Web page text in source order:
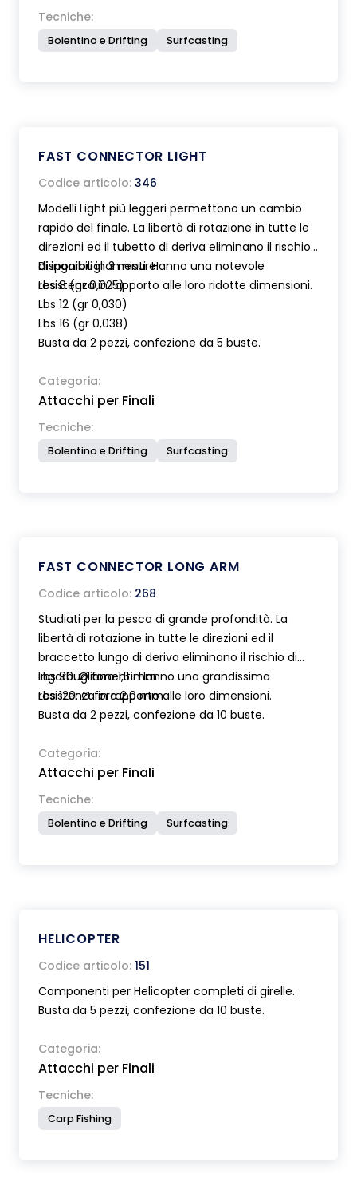
Tecniche:
Bolentino e Drifting Surfcasting
FAST CONNECTOR LIGHT
Codice articolo: 346
Modelli Light più leggeri permettono un cambio
rapido del finale. La libertà di rotazione in tutte le
direzioni ed il tubetto di deriva eliminano il rischio
di ingarbugliamenti. Hanno una notevole
resistenza in rapporto alle loro ridotte dimensioni.
Disponibili in 3 misure:
Lbs 8 (gr 0,025)
Lbs 12 (gr 0,030)
Lbs 16 (gr 0,038)
Busta da 2 pezzi, confezione da 5 buste.
Categoria:
Attacchi per Finali
Tecniche:
Bolentino e Drifting Surfcasting
FAST CONNECTOR LONG ARM
Codice articolo: 268
Studiati per la pesca di grande profondità. La
libertà di rotazione in tutte le direzioni ed il
braccetto lungo di deriva eliminano il rischio di
ingarbugliamenti. Hanno una grandissima
resistenza in rapporto alle loro dimensioni.
Lbs 90: Ø foro 1,5 mm
Lbs 120: Ø foro 2,0 mm
Busta da 2 pezzi, confezione da 10 buste.
Categoria:
Attacchi per Finali
Tecniche:
Bolentino e Drifting Surfcasting
HELICOPTER
Codice articolo: 151
Componenti per Helicopter completi di girelle.
Busta da 5 pezzi, confezione da 10 buste.
Categoria:
Attacchi per Finali
Tecniche:
Carp Fishing